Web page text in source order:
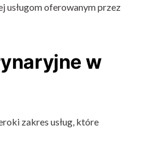
usługom oferowanym przez
w
zakres usług, które